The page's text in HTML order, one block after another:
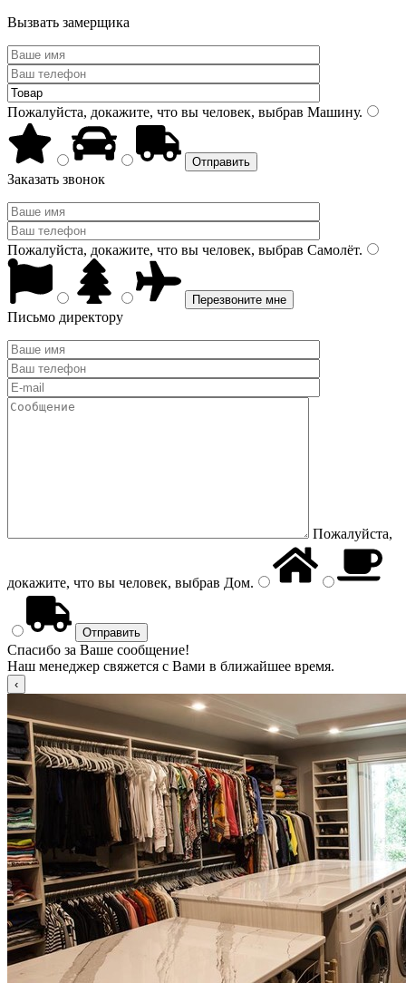
Вызвать замерщика
Пожалуйста, докажите, что вы человек, выбрав Машину.
Заказать звонок
Пожалуйста, докажите, что вы человек, выбрав Самолёт.
Письмо директору
Пожалуйста,
докажите, что вы человек, выбрав Дом.
Спасибо за Ваше сообщение!
Наш менеджер свяжется с Вами в ближайшее время.